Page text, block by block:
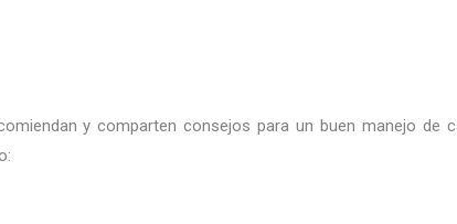
y comparten consejos para un buen manejo de